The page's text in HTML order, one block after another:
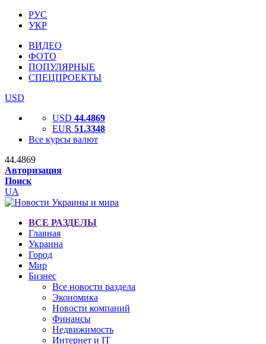
РУС
УКР
ВИДЕО
ФОТО
ПОПУЛЯРНЫЕ
СПЕЦПРОЕКТЫ
USD
USD 44.4869
EUR 51.3348
Все курсы валют
44.4869
Авторизация
Поиск
UA
ВСЕ РАЗДЕЛЫ
Главная
Украина
Город
Мир
Бизнес
Все новости раздела
Экономика
Новости компаний
Финансы
Недвижимость
Интернет и IT